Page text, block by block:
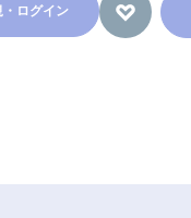
・ログイン